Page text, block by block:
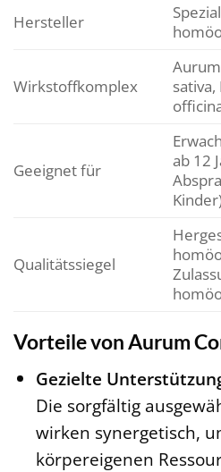
Hersteller
Wirkstoffkomplex
sativa,
Geeignet für
ab 12
Qualitätssiegel
Vorteile von Aurum
Gezielte
Die sorgfältig
wirken synergetisch,
körpereigenen